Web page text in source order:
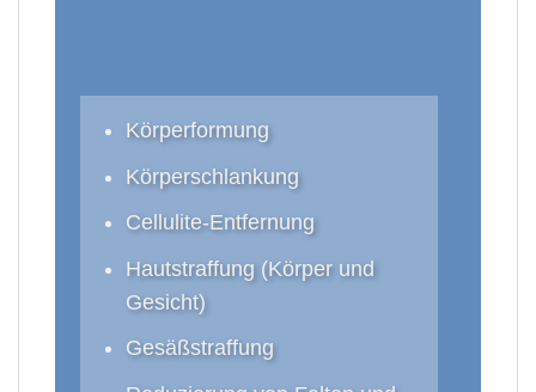
Körperformung
Körperschlankung
Cellulite-Entfernung
Hautstraffung (Körper und
Gesicht)
Gesäßstraffung